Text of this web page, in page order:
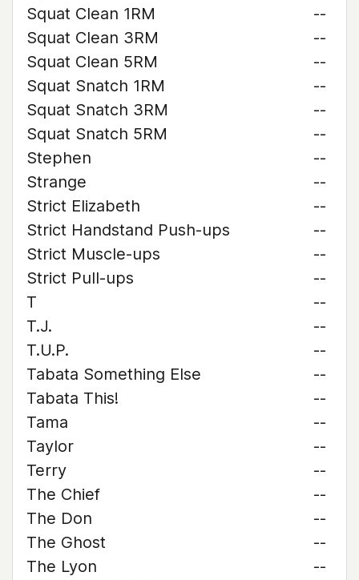
Squat Clean 1RM
--
Squat Clean 3RM
--
Squat Clean 5RM
--
Squat Snatch 1RM
--
Squat Snatch 3RM
--
Squat Snatch 5RM
--
Stephen
--
Strange
--
Strict Elizabeth
--
Strict Handstand Push-ups
--
Strict Muscle-ups
--
Strict Pull-ups
--
T
--
T.J.
--
T.U.P.
--
Tabata Something Else
--
Tabata This!
--
Tama
--
Taylor
--
Terry
--
The Chief
--
The Don
--
The Ghost
--
The Lyon
--